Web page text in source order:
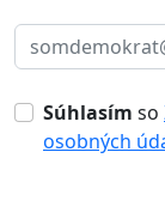
Súhlasím so
osobných